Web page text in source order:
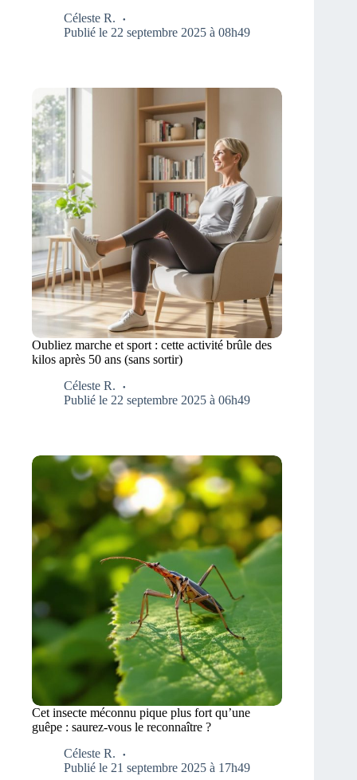
Céleste R.
Publié le 22 septembre 2025 à 08h49
Oubliez marche et sport : cette activité brûle des
kilos après 50 ans (sans sortir)
Céleste R.
Publié le 22 septembre 2025 à 06h49
Cet insecte méconnu pique plus fort qu’une
guêpe : saurez-vous le reconnaître ?
Céleste R.
Publié le 21 septembre 2025 à 17h49